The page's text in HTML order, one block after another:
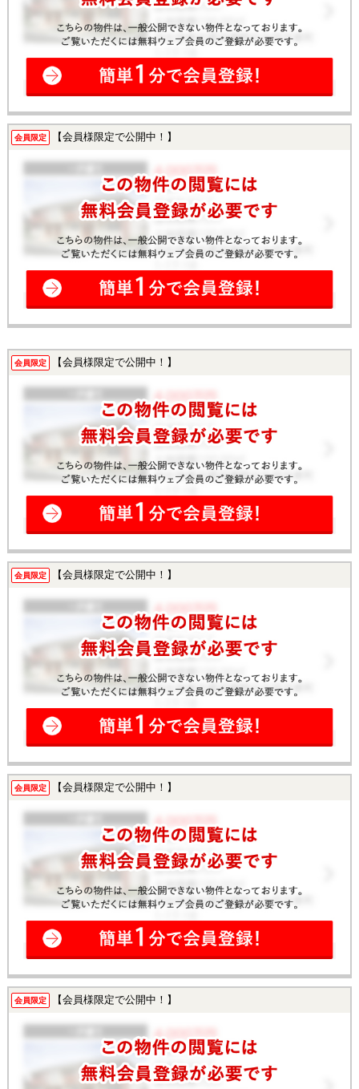
会員限定 【会員様限定で公開中！】
会員限定 【会員様限定で公開中！】
会員限定 【会員様限定で公開中！】
会員限定 【会員様限定で公開中！】
会員限定 【会員様限定で公開中！】